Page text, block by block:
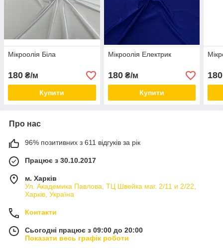
Мікроолія Біла
180 ₴/м
Купити
Мікроолія Електрик
180₴/м
Купити
180
Про нас
96% позитивних з 611 відгуків за рік
Працює з 30.10.2017
м. Харків
Ул. Академика Павлова, ТЦ Швейка маг. 2/11 и 2/22,
Харків, Україна
Контакти
Сьогодні працює з 09:00 до 20:00
Показати весь графік роботи